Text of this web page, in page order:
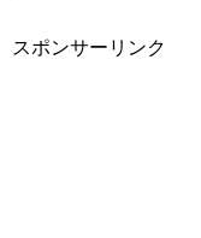
スポンサーリンク